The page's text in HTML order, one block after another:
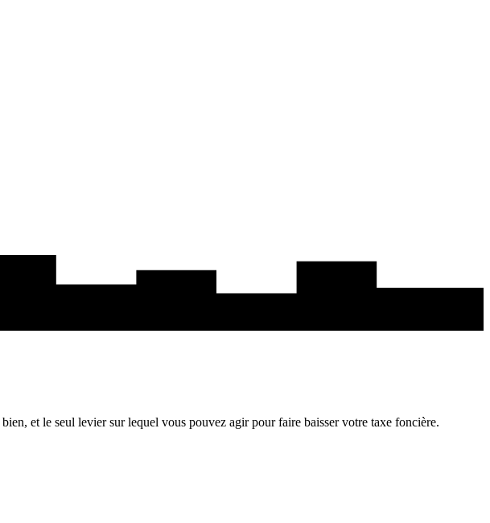
et le seul levier sur lequel vous pouvez agir pour faire baisser votre taxe foncière.